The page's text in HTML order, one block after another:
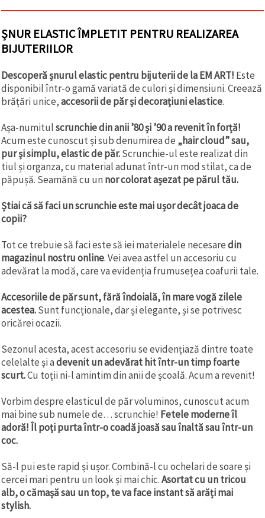
ȘNUR ELASTIC ÎMPLETIT PENTRU REALIZAREA
BIJUTERIILOR
Descoperă șnurul elastic pentru bijuterii de la EM ART! Este
disponibil într-o gamă variată de culori și dimensiuni. Creează
brățări unice,accesorii de păr și decorațiuni elastice.
Așa-numitulscrunchie din anii ’80 și ’90 a revenit în forță!
Acum este cunoscut și sub denumirea de „hair cloud” sau,
pur și simplu, elastic de păr.Scrunchie-ul este realizat din
tiul și organza, cu material adunat într-un mod stilat, ca de
păpușă. Seamănă cu un nor colorat așezat pe părul tău.
Știai că să faci un scrunchie este mai ușor decât joaca de
copii?
Tot ce trebuie să faci este să iei materialele necesaredin
magazinul nostru online. Vei avea astfel un accesoriu cu
adevărat la modă, care va evidenția frumusețea coafurii tale.
Accesoriile de păr sunt, fără îndoială, în mare vogă zilele
acestea.Sunt funcționale, dar și elegante, și se potrivesc
oricărei ocazii.
Sezonul acesta, acest accesoriu se evidențiază dintre toate
celelalte și adevenit un adevărat hit într-un timp foarte
scurt.Cu toții ni-l amintim din anii de școală. Acum a revenit!
Vorbim despre elasticul de păr voluminos, cunoscut acum
mai bine sub numele de… scrunchie! Fetele moderne îl
adoră!Îl poți purta într-o coadă joasă sau înaltă sau într-un
coc.
Să-l pui este rapid și ușor. Combină-l cu ochelari de soare și
cercei mari pentru un look și mai chic.Asortat cu un tricou
alb, o cămașă sau un top, te va face instant să arăți mai
stylish.